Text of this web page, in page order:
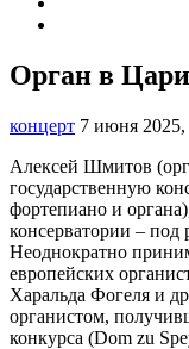
Орган в
концерт 7 июня 2025,
Алексей Шмитов
государственную
фортепиано и
консерватории – под
Неоднократно
европейских
Харальда Фогеля и
органистом,
конкурса (Dom zu